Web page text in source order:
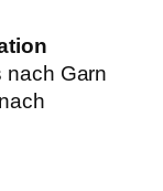
nach Garn